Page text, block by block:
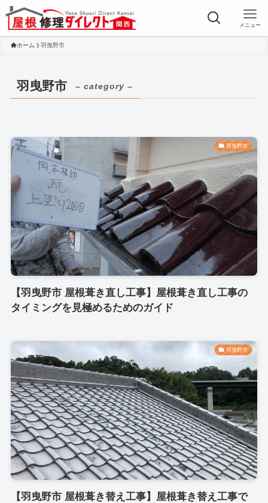
メニュー
ホーム 羽曳野市
羽曳野市 – category –
羽曳野市
【羽曳野市 屋根葺き直し工事】屋根葺き直し工事の
タイミングを見極めるためのガイド
羽曳野市
【羽曳野市 屋根葺き替え工事】屋根葺き替え工事で